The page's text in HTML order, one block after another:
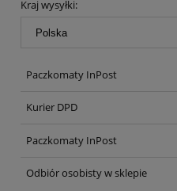
Kraj wysyłki:
Paczkomaty InPost
Kurier DPD
Paczkomaty InPost
Odbiór osobisty w sklepie